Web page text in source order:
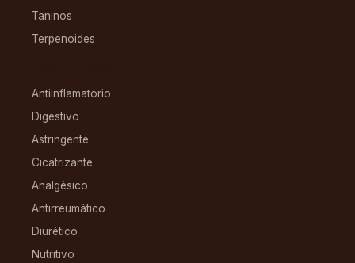
Taninos
Terpenoides
Antiinflamatorio
Digestivo
Astringente
Cicatrizante
Analgésico
Antirreumático
Diurético
Nutritivo